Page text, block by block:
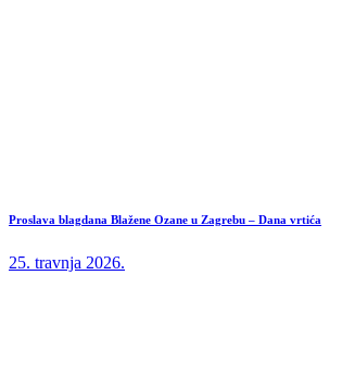
Proslava blagdana Blažene Ozane u Zagrebu – Dana vrtića
25. travnja 2026.